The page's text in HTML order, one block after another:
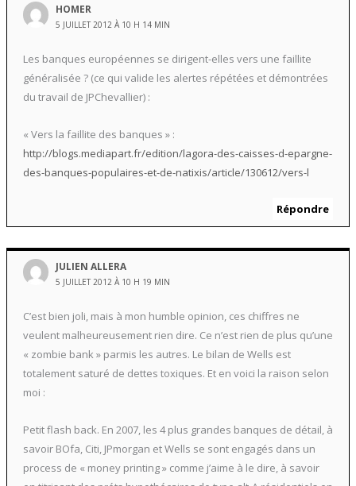
HOMER
5 JUILLET 2012 À 10 H 14 MIN
Les banques européennes se dirigent-elles vers une faillite
généralisée ? (ce qui valide les alertes répétées et démontrées
du travail de JPChevallier) :
« Vers la faillite des banques » :
http://blogs.mediapart.fr/edition/lagora-des-caisses-d-epargne-
des-banques-populaires-et-de-natixis/article/130612/vers-l
Répondre
JULIEN ALLERA
5 JUILLET 2012 À 10 H 19 MIN
C’est bien joli, mais à mon humble opinion, ces chiffres ne
veulent malheureusement rien dire. Ce n’est rien de plus qu’une
« zombie bank » parmis les autres. Le bilan de Wells est
totalement saturé de dettes toxiques. Et en voici la raison selon
moi :
Petit flash back. En 2007, les 4 plus grandes banques de détail, à
savoir BOfa, Citi, JPmorgan et Wells se sont engagés dans un
process de « money printing » comme j’aime à le dire, à savoir